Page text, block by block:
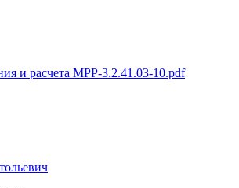
и расчета MPP-3.2.41.03-10.pdf